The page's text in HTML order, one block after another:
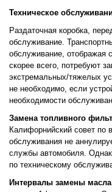
Техническое
Раздаточная коробка,
обслуживание.
обслуживание, отображая
скорее всего, потребуют
экстремальных/тяжелых
не необходимо, если
необходимости
Замена топливного
Калифорнийский совет по
обслуживания не
службы автомобиля.
по техническому
Интервалы замены